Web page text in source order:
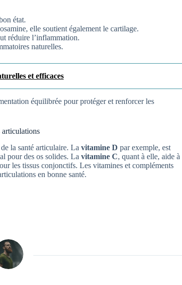
état.
elle soutient également le cartilage.
réduire l’inflammation.
naturelles.
et efficaces
équilibrée pour protéger et renforcer les
articulations
la santé articulaire. La vitamine D par exemple, est
pour des os solides. La vitamine C, quant à elle, aide à
les tissus conjonctifs. Les vitamines et compléments
en bonne santé.